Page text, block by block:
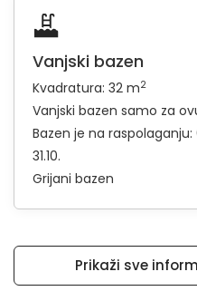
Vanjski bazen
Kvadratura: 32 m2
Vanjski bazen samo za
Bazen je na raspolaganju:
31.10.
Grijani bazen
Prikaži sve